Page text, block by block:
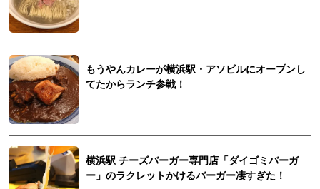
もうやんカレーが横浜駅・アソビルにオープンし
てたからランチ参戦！
横浜駅 チーズバーガー専門店「ダイゴミバーガ
ー」のラクレットかけるバーガー凄すぎた！